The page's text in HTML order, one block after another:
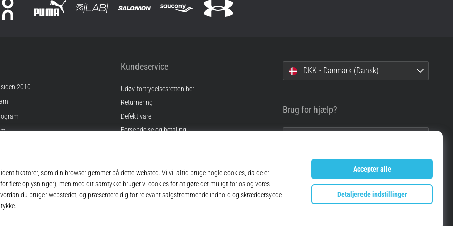
2010
Kundeservice
Udøv fortrydelsesretten her
Returnering
Defekt vare
Forsendelse og betaling
Ofte stillede spørgsmål
Privatlivspolitik
DKK - Danmark (Dansk)
Brug for hjælp?